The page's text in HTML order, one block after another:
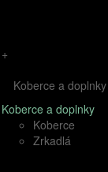
+
Koberce a doplnky
Koberce a doplnky
Koberce
Zrkadlá